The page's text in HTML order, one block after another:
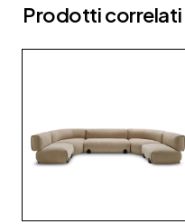
Prodotti correlati